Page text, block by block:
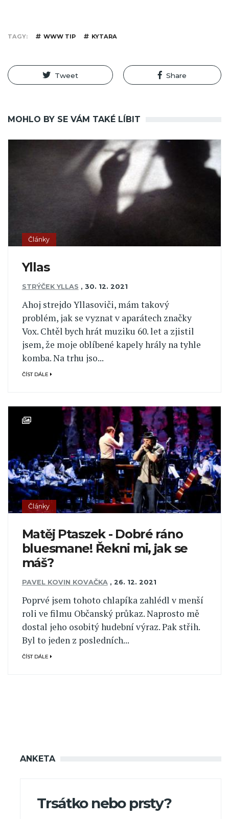
TAGY WWW TIP KYTARA
Tweet Share
MOHLO BY SE VÁM TAKÉ LÍBIT
Články
Yllas
STRÝČEK YLLAS , 30. 12. 2021
Ahoj strejdo Yllasoviči, mám takový
problém, jak se vyznat v aparátech značky
Vox. Chtěl bych hrát muziku 60. let a zjistil
jsem, že moje oblíbené kapely hrály na tyhle
komba. Na trhu jso...
ČÍST DÁLE
Články
Matěj Ptaszek - Dobré ráno
bluesmane! Řekni mi, jak se
máš?
PAVEL KOVIN KOVAČKA , 26. 12. 2021
Poprvé jsem tohoto chlapíka zahlédl v menší
roli ve filmu Občanský průkaz. Naprosto mě
dostal jeho osobitý hudební výraz. Pak střih.
Byl to jeden z posledních...
ČÍST DÁLE
ANKETA
Trsátko nebo prsty?